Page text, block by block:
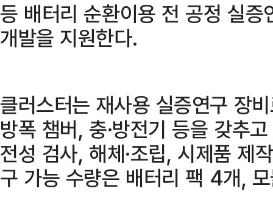
등 배터리 순환이용 전 공정 실
개발을 지원한다.
클러스터는 재사용 실증연구 장
방폭 챔버, 충·방전기 등을 갖추
전성 검사, 해체·조립, 시제품 제
구 가능 수량은 배터리 팩 4개,